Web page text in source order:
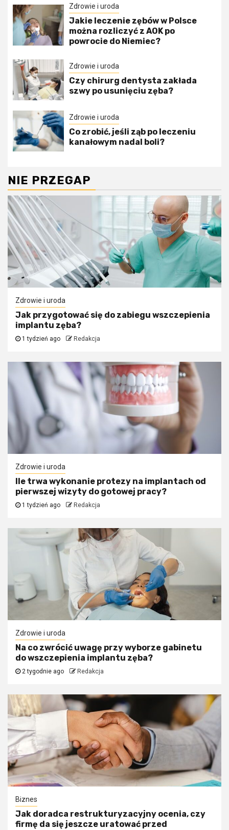
Zdrowie i uroda
Jakie leczenie zębów w Polsce
można rozliczyć z AOK po
powrocie do Niemiec?
Zdrowie i uroda
Czy chirurg dentysta zakłada
szwy po usunięciu zęba?
Zdrowie i uroda
Co zrobić, jeśli ząb po leczeniu
kanałowym nadal boli?
NIE PRZEGAP
Zdrowie i uroda
Jak przygotować się do zabiegu wszczepienia
implantu zęba?
1 tydzień ago Redakcja
Zdrowie i uroda
Ile trwa wykonanie protezy na implantach od
pierwszej wizyty do gotowej pracy?
1 tydzień ago Redakcja
Zdrowie i uroda
Na co zwrócić uwagę przy wyborze gabinetu
do wszczepienia implantu zęba?
2 tygodnie ago Redakcja
Biznes
Jak doradca restrukturyzacyjny ocenia, czy
firmę da się jeszcze uratować przed